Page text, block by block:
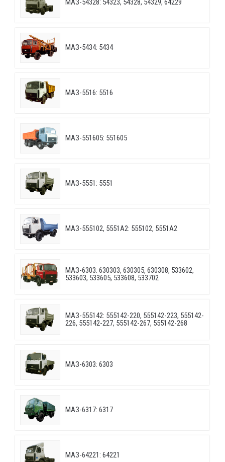
МАЗ-54328: 54323, 54328, 54329, 64229
МАЗ-5434: 5434
МАЗ-5516: 5516
МАЗ-551605: 551605
МАЗ-5551: 5551
МАЗ-555102, 5551А2: 555102, 5551А2
МАЗ-6303: 630303, 630305, 630308, 533602,
533603, 533605, 533608, 533702
МАЗ-555142: 555142-220, 555142-223, 555142-
226, 555142-227, 555142-267, 555142-268
МАЗ-6303: 6303
МАЗ-6317: 6317
МАЗ-64221: 64221